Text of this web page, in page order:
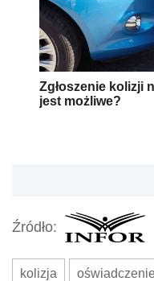
Zgłoszenie kolizji
jest możliwe?
Źródło:
kolizja